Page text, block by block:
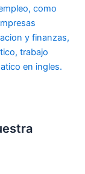
como
y finanzas,
trabajo
en ingles.